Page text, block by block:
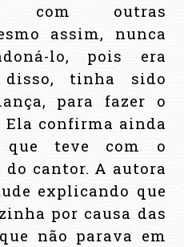
com outras
assim, nunca
lo, pois era
tinha sido
para fazer o
Ela confirma ainda
que teve com o
cantor. A autora
explicando que
por causa das
não parava em